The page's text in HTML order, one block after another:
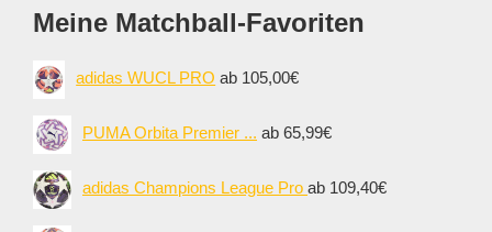
Meine Matchball-Favoriten
adidas WUCL PRO ab 105,00€
PUMA Orbita Premier ... ab 65,99€
adidas Champions League Pro ab 109,40€